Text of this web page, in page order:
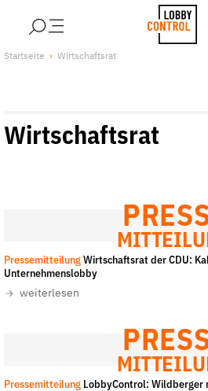
Über uns
Finanzierung
Lobbykritische Stadtführungen
Unsere Schwerpunkte
Lobbykontrolle und Regeln
Lobbyismus und Klima
Fördermitglied werden
Jetzt Spenden
Startseite Wirtschaftsrat
Wirtschaftsrat
Pressemitteilung Wirtschaftsrat der CDU:
Unternehmenslobby
weiterlesen
Pressemitteilung LobbyControl: Wildberger